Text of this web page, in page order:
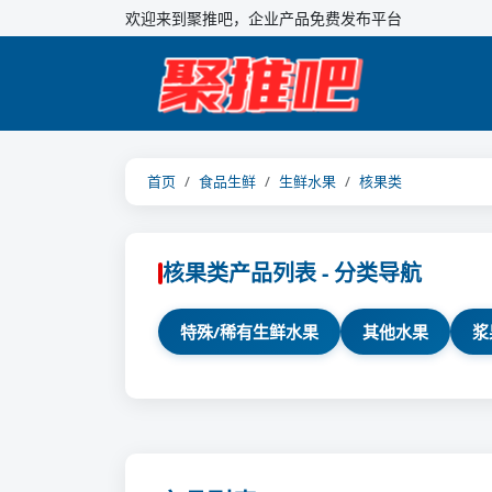
欢迎来到聚推吧，企业产品免费发布平台
首页 食品生鲜 生鲜水果 核果类
核果类产品列表 - 分类导航
特殊/稀有生鲜水果 其他水果